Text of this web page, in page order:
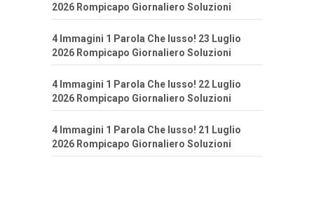
2026 Rompicapo Giornaliero Soluzioni
4 Immagini 1 Parola Che lusso! 23 Luglio
2026 Rompicapo Giornaliero Soluzioni
4 Immagini 1 Parola Che lusso! 22 Luglio
2026 Rompicapo Giornaliero Soluzioni
4 Immagini 1 Parola Che lusso! 21 Luglio
2026 Rompicapo Giornaliero Soluzioni